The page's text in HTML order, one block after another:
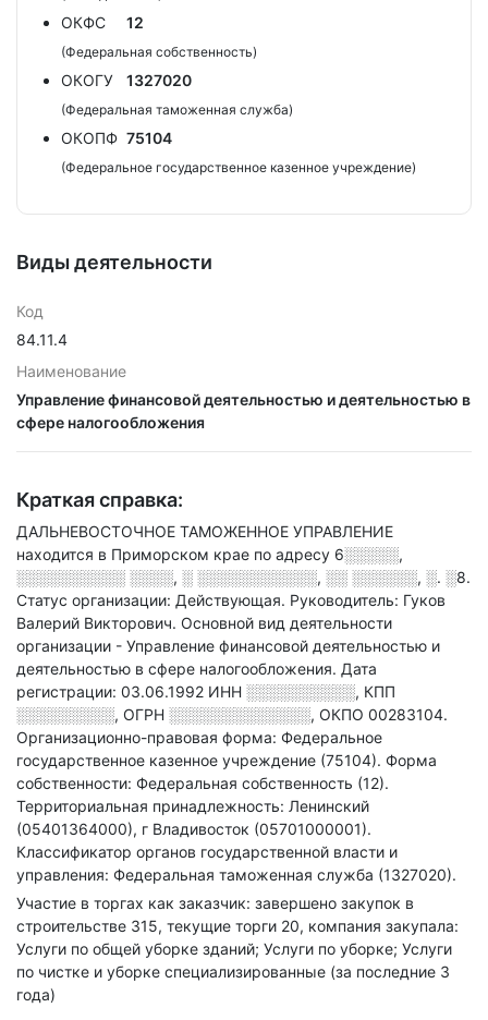
ОКФС 12
(Федеральная собственность)
ОКОГУ 1327020
(Федеральная таможенная служба)
ОКОПФ 75104
(Федеральное государственное казенное учреждение)
Виды деятельности
Код
84.11.4
Наименование
Управление финансовой деятельностью и деятельностью в
сфере налогообложения
Краткая справка:
ДАЛЬНЕВОСТОЧНОЕ ТАМОЖЕННОЕ УПРАВЛЕНИЕ
находится в Приморском крае по адресу 6░░░░░,
░░░░░░░░░░ ░░░░, ░ ░░░░░░░░░░░, ░░ ░░░░░░, ░. ░8.
Статус организации: Действующая. Руководитель: Гуков
Валерий Викторович. Основной вид деятельности
организации - Управление финансовой деятельностью и
деятельностью в сфере налогообложения. Дата
регистрации: 03.06.1992 ИНН ░░░░░░░░░░, КПП
░░░░░░░░░, ОГРН ░░░░░░░░░░░░░, ОКПО 00283104.
Организационно-правовая форма: Федеральное
государственное казенное учреждение (75104). Форма
собственности: Федеральная собственность (12).
Территориальная принадлежность: Ленинский
(05401364000), г Владивосток (05701000001).
Классификатор органов государственной власти и
управления: Федеральная таможенная служба (1327020).
Участие в торгах как заказчик: завершено закупок в
строительстве 315, текущие торги 20, компания закупала:
Услуги по общей уборке зданий; Услуги по уборке; Услуги
по чистке и уборке специализированные (за последние 3
года)